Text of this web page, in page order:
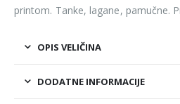
printom. Tanke, lagane, pamučne.
OPIS VELIČINA
DODATNE INFORMACIJE